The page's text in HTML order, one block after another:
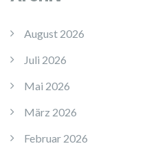
August 2026
Juli 2026
Mai 2026
März 2026
Februar 2026